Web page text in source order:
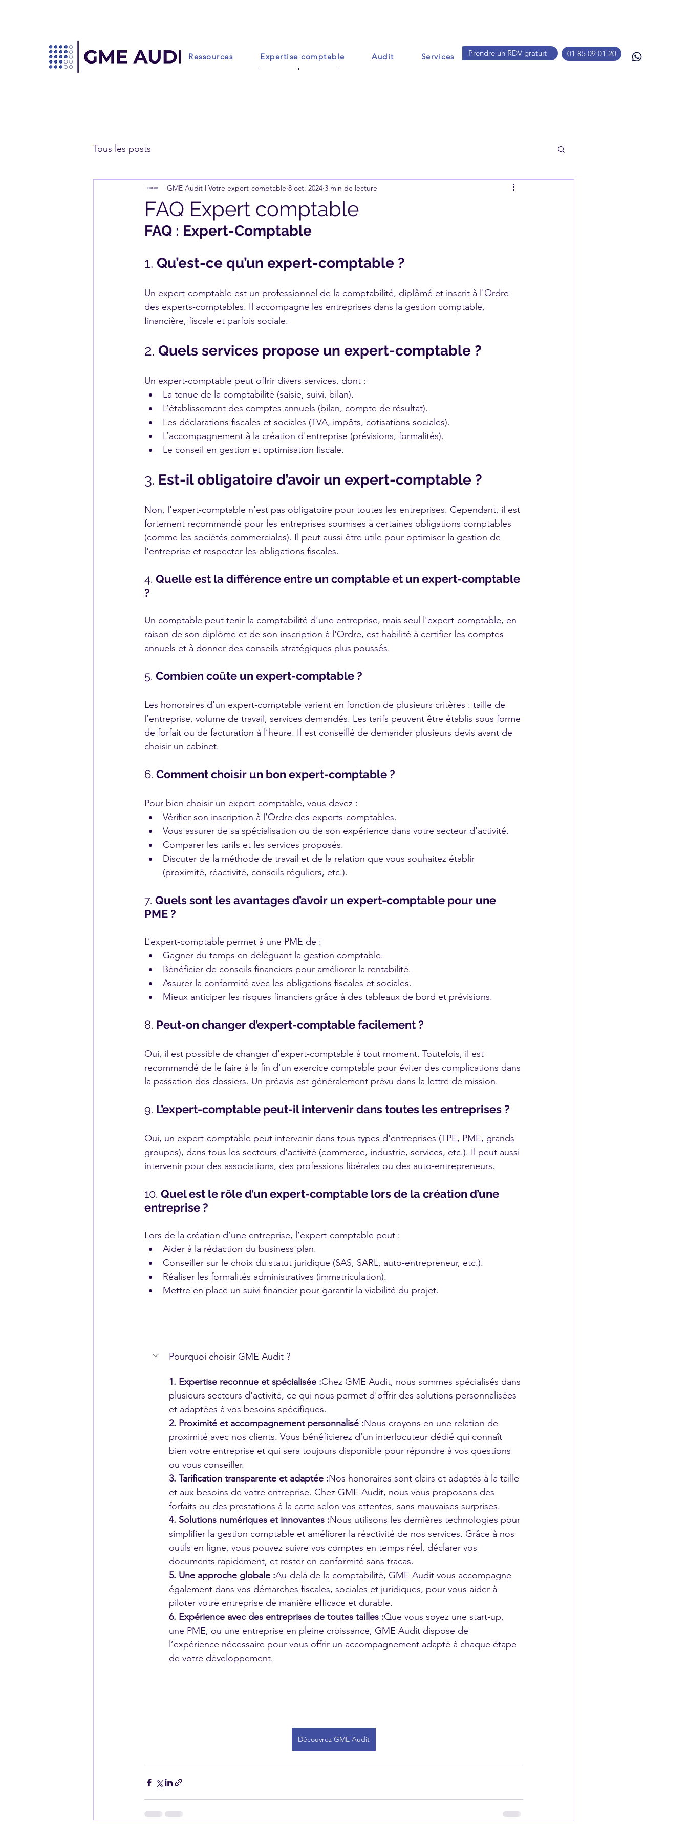
Accueil Contact Plus
Prendre un RDV gratuit 01 85 09 01 20
Ressources Expertise comptable Audit Services
Tous les posts
FAQ Expert comptable
GME Audit l Votre expert-comptable 8 oct. 2024 3 min de lecture
FAQ : Expert-Comptable
1. Qu’est-ce qu’un expert-comptable ?
Un expert-comptable est un professionnel de la comptabilité, diplômé et inscrit à l'Ordre
des experts-comptables. Il accompagne les entreprises dans la gestion comptable,
financière, fiscale et parfois sociale.
2. Quels services propose un expert-comptable ?
Un expert-comptable peut offrir divers services, dont :
La tenue de la comptabilité (saisie, suivi, bilan).
L’établissement des comptes annuels (bilan, compte de résultat).
Les déclarations fiscales et sociales (TVA, impôts, cotisations sociales).
L’accompagnement à la création d'entreprise (prévisions, formalités).
Le conseil en gestion et optimisation fiscale.
3. Est-il obligatoire d’avoir un expert-comptable ?
Non, l'expert-comptable n'est pas obligatoire pour toutes les entreprises. Cependant, il est
fortement recommandé pour les entreprises soumises à certaines obligations comptables
(comme les sociétés commerciales). Il peut aussi être utile pour optimiser la gestion de
l'entreprise et respecter les obligations fiscales.
4. Quelle est la différence entre un comptable et un expert-comptable
?
Un comptable peut tenir la comptabilité d'une entreprise, mais seul l'expert-comptable, en
raison de son diplôme et de son inscription à l'Ordre, est habilité à certifier les comptes
annuels et à donner des conseils stratégiques plus poussés.
5. Combien coûte un expert-comptable ?
Les honoraires d'un expert-comptable varient en fonction de plusieurs critères : taille de
l’entreprise, volume de travail, services demandés. Les tarifs peuvent être établis sous forme
de forfait ou de facturation à l’heure. Il est conseillé de demander plusieurs devis avant de
choisir un cabinet.
6. Comment choisir un bon expert-comptable ?
Pour bien choisir un expert-comptable, vous devez :
Vérifier son inscription à l’Ordre des experts-comptables.
Vous assurer de sa spécialisation ou de son expérience dans votre secteur d'activité.
Comparer les tarifs et les services proposés.
Discuter de la méthode de travail et de la relation que vous souhaitez établir
(proximité, réactivité, conseils réguliers, etc.).
7. Quels sont les avantages d’avoir un expert-comptable pour une
PME ?
L’expert-comptable permet à une PME de :
Gagner du temps en déléguant la gestion comptable.
Bénéficier de conseils financiers pour améliorer la rentabilité.
Assurer la conformité avec les obligations fiscales et sociales.
Mieux anticiper les risques financiers grâce à des tableaux de bord et prévisions.
8. Peut-on changer d’expert-comptable facilement ?
Oui, il est possible de changer d'expert-comptable à tout moment. Toutefois, il est
recommandé de le faire à la fin d'un exercice comptable pour éviter des complications dans
la passation des dossiers. Un préavis est généralement prévu dans la lettre de mission.
9. L’expert-comptable peut-il intervenir dans toutes les entreprises ?
Oui, un expert-comptable peut intervenir dans tous types d'entreprises (TPE, PME, grands
groupes), dans tous les secteurs d'activité (commerce, industrie, services, etc.). Il peut aussi
intervenir pour des associations, des professions libérales ou des auto-entrepreneurs.
10. Quel est le rôle d’un expert-comptable lors de la création d’une
entreprise ?
Lors de la création d’une entreprise, l’expert-comptable peut :
Aider à la rédaction du business plan.
Conseiller sur le choix du statut juridique (SAS, SARL, auto-entrepreneur, etc.).
Réaliser les formalités administratives (immatriculation).
Mettre en place un suivi financier pour garantir la viabilité du projet.
Pourquoi choisir GME Audit ?
1. Expertise reconnue et spécialisée :Chez GME Audit, nous sommes spécialisés dans
plusieurs secteurs d'activité, ce qui nous permet d'offrir des solutions personnalisées
et adaptées à vos besoins spécifiques.
2. Proximité et accompagnement personnalisé :Nous croyons en une relation de
proximité avec nos clients. Vous bénéficierez d’un interlocuteur dédié qui connaît
bien votre entreprise et qui sera toujours disponible pour répondre à vos questions
ou vous conseiller.
3. Tarification transparente et adaptée :Nos honoraires sont clairs et adaptés à la taille
et aux besoins de votre entreprise. Chez GME Audit, nous vous proposons des
forfaits ou des prestations à la carte selon vos attentes, sans mauvaises surprises.
4. Solutions numériques et innovantes :Nous utilisons les dernières technologies pour
simplifier la gestion comptable et améliorer la réactivité de nos services. Grâce à nos
outils en ligne, vous pouvez suivre vos comptes en temps réel, déclarer vos
documents rapidement, et rester en conformité sans tracas.
5. Une approche globale :Au-delà de la comptabilité, GME Audit vous accompagne
également dans vos démarches fiscales, sociales et juridiques, pour vous aider à
piloter votre entreprise de manière efficace et durable.
6. Expérience avec des entreprises de toutes tailles :Que vous soyez une start-up,
une PME, ou une entreprise en pleine croissance, GME Audit dispose de
l’expérience nécessaire pour vous offrir un accompagnement adapté à chaque étape
de votre développement.
Découvrez GME Audit